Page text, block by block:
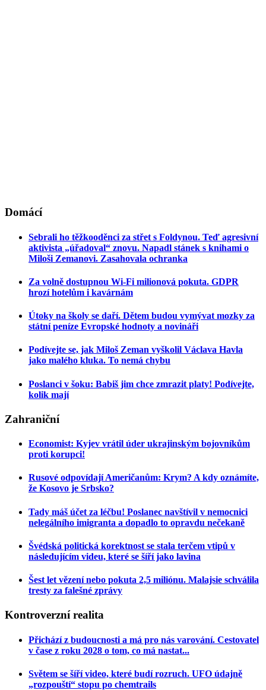
Domácí
Sebrali ho těžkooděnci za střet s Foldynou. Teď agresivní
aktivista „úřadoval“ znovu. Napadl stánek s knihami o
Miloši Zemanovi. Zasahovala ochranka
Za volně dostupnou Wi-Fi milionová pokuta. GDPR
hrozí hotelům i kavárnám
Útoky na školy se daří. Dětem budou vymývat mozky za
státní peníze Evropské hodnoty a novináři
Podívejte se, jak Miloš Zeman vyškolil Václava Havla
jako malého kluka. To nemá chybu
Poslanci v šoku: Babiš jim chce zmrazit platy! Podívejte,
kolik mají
Zahraniční
Economist: Kyjev vrátil úder ukrajinským bojovníkům
proti korupci!
Rusové odpovídají Američanům: Krym? A kdy oznámíte,
že Kosovo je Srbsko?
Tady máš účet za léčbu! Poslanec navštívil v nemocnici
nelegálního imigranta a dopadlo to opravdu nečekaně
Švédská politická korektnost se stala terčem vtipů v
následujícím videu, které se šíří jako lavina
Šest let vězení nebo pokuta 2,5 miliónu. Malajsie schválila
tresty za falešné zprávy
Kontroverznírealita
Přichází z budoucnosti a má pro nás varování. Cestovatel
v čase z roku 2028 o tom, co má nastat...
Světem se šíří video, které budí rozruch. UFO údajně
„rozpouští“ stopu po chemtrails